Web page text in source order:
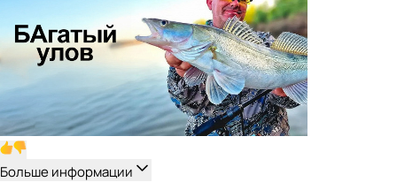
Больше информации